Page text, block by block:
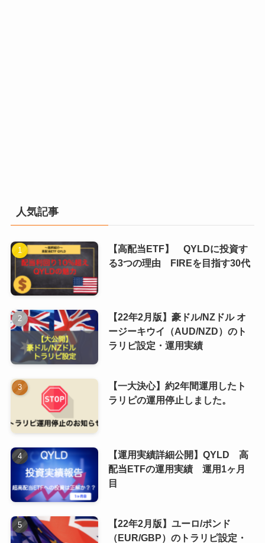
人気記事
【高配当ETF】 QYLDに投資す
る3つの理由 FIREを目指す30代
【22年2月版】豪ドル/NZドル オ
ージーキウイ（AUD/NZD）のト
ラリピ設定・運用実績
【一大決心】約2年間運用したト
ラリピの運用停止しました。
【運用実績詳細公開】QYLD 高
配当ETFの運用実績 運用1ヶ月
目
【22年2月版】ユーロ/ポンド
（EUR/GBP）のトラリピ設定・